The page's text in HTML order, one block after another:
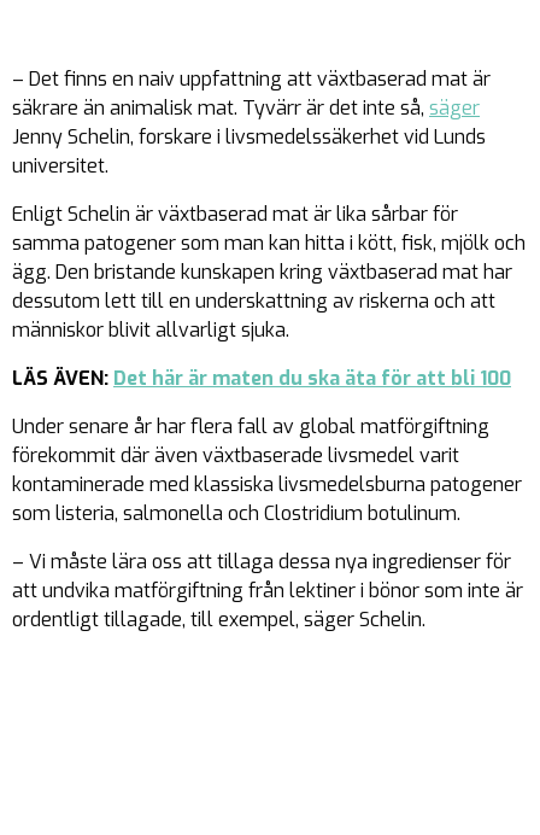
– Det finns en naiv uppfattning att växtbaserad mat är
säkrare än animalisk mat. Tyvärr är det inte så, säger
Jenny Schelin, forskare i livsmedelssäkerhet vid Lunds
universitet.
Enligt Schelin är växtbaserad mat är lika sårbar för
samma patogener som man kan hitta i kött, fisk, mjölk och
ägg. Den bristande kunskapen kring växtbaserad mat har
dessutom lett till en underskattning av riskerna och att
människor blivit allvarligt sjuka.
LÄS ÄVEN: Det här är maten du ska äta för att bli 100
Under senare år har flera fall av global matförgiftning
förekommit där även växtbaserade livsmedel varit
kontaminerade med klassiska livsmedelsburna patogener
som listeria, salmonella och Clostridium botulinum.
– Vi måste lära oss att tillaga dessa nya ingredienser för
att undvika matförgiftning från lektiner i bönor som inte är
ordentligt tillagade, till exempel, säger Schelin.